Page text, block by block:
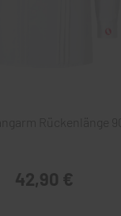
Rückenlänge
42,90 €